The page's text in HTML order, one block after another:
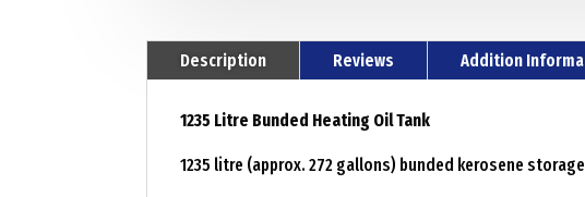
Description Reviews Addition
1235 Litre Bunded Heating Oil Tank
1235 litre (approx. 272 gallons) bunded kerosene